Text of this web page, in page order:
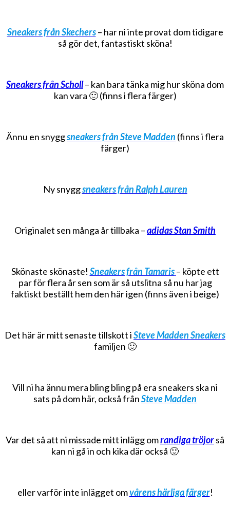
Sneakers från Skechers– har ni inte provat dom tidigare
så gör det, fantastiskt sköna!
Sneakers från Scholl– kan bara tänka mig hur sköna dom
kan vara 🙂 (finns i flera färger)
Ännu en snyggsneakers från Steve Madden (finns i flera
färger)
Ny snyggsneakers från Ralph Lauren
Originalet sen många år tillbaka –adidas Stan Smith
Skönaste skönaste! Sneakers från Tamaris – köpte ett
par för flera år sen som är så utslitna så nu har jag
faktiskt beställt hem den här igen (finns även i beige)
Det här är mitt senaste tillskott iSteve Madden Sneakers
familjen 🙂
Vill ni ha ännu mera bling bling på era sneakers ska ni
sats på dom här, också frånSteve Madden
Var det så att ni missade mitt inlägg omrandiga tröjorså
kan ni gå in och kika där också 🙂
eller varför inte inlägget omvårens härliga färger!